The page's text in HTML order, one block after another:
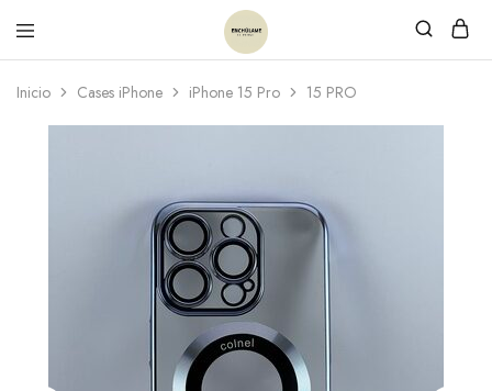
Inicio Cases iPhone iPhone 15 Pro 15 PRO